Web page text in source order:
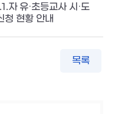
자 유·초등교사 시·도
청 현황 안내
목록